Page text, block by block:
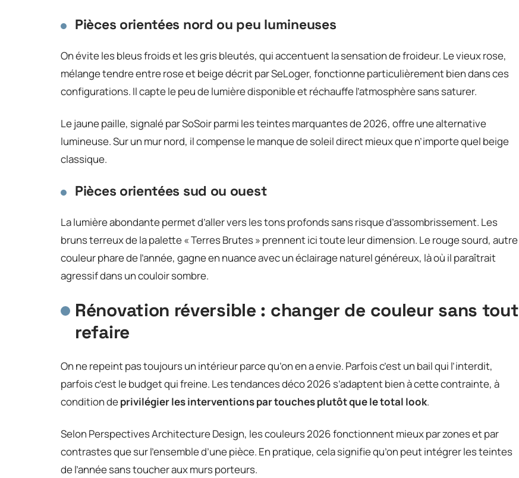
Pièces orientées nord ou peu lumineuses
On évite les bleus froids et les gris bleutés, qui accentuent la sensation de froideur. Le vieux rose,
mélange tendre entre rose et beige décrit par SeLoger, fonctionne particulièrement bien dans ces
configurations. Il capte le peu de lumière disponible et réchauffe l’atmosphère sans saturer.
Le jaune paille, signalé par SoSoir parmi les teintes marquantes de 2026, offre une alternative
lumineuse. Sur un mur nord, il compense le manque de soleil direct mieux que n’importe quel beige
classique.
Pièces orientées sud ou ouest
La lumière abondante permet d’aller vers les tons profonds sans risque d’assombrissement. Les
bruns terreux de la palette « Terres Brutes » prennent ici toute leur dimension. Le rouge sourd, autre
couleur phare de l’année, gagne en nuance avec un éclairage naturel généreux, là où il paraîtrait
agressif dans un couloir sombre.
Rénovation réversible : changer de couleur sans tout
refaire
On ne repeint pas toujours un intérieur parce qu’on en a envie. Parfois c’est un bail qui l’interdit,
parfois c’est le budget qui freine. Les tendances déco 2026 s’adaptent bien à cette contrainte, à
condition deprivilégier les interventions par touches plutôt que le total look.
Selon Perspectives Architecture Design, les couleurs 2026 fonctionnent mieux par zones et par
contrastes que sur l’ensemble d’une pièce. En pratique, cela signifie qu’on peut intégrer les teintes
de l’année sans toucher aux murs porteurs.